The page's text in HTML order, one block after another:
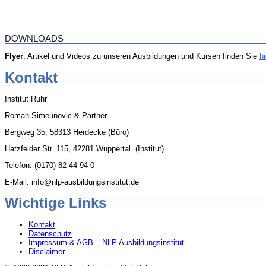
DOWNLOADS
Flyer, Artikel und Videos zu unseren Ausbildungen und Kursen finden Sie
Kontakt
Institut Ruhr
Roman Simeunovic & Partner
Bergweg 35, 58313 Herdecke (Büro)
Hatzfelder Str. 115, 42281 Wuppertal (Institut)
Telefon: (0170) 82 44 94 0
E-Mail: info@nlp-ausbildungsinstitut.de
Wichtige Links
Kontakt
Datenschutz
Impressum & AGB – NLP Ausbildungsinstitut
Disclaimer